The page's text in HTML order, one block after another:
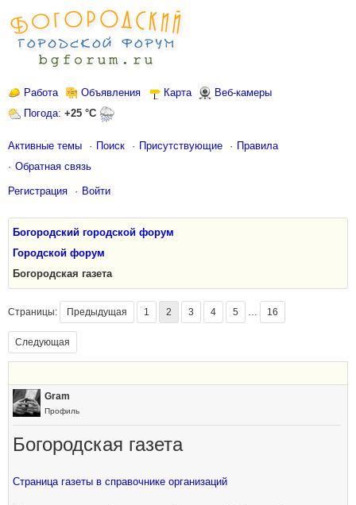
Работа Объявления Карта
Веб-камеры
Погода: +25 °C
Активные темы Поиск Присутствующие
Правила
Обратная связь
Регистрация Войти
Богородский городской форум
Городской форум
Богородская газета
Страницы: Предыдущая 1 2 3 4 5 … 16
Следующая
Gram
Профиль
Богородская газета
Страница газеты в справочнике организаций